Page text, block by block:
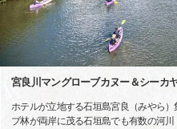
宮良川マングローブカヌー＆シーカ
ホテルが立地する石垣島宮良（みやら
ブ林が両岸に茂る石垣島でも有数の河